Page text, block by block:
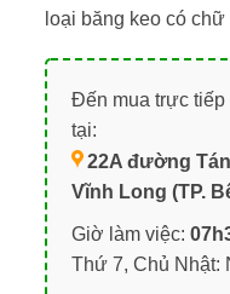
loại băng keo có
Đến mua trực tiếp
tại:
22A đường
Vĩnh Long (TP.
Giờ làm việc:
Thứ 7, Chủ Nhật: